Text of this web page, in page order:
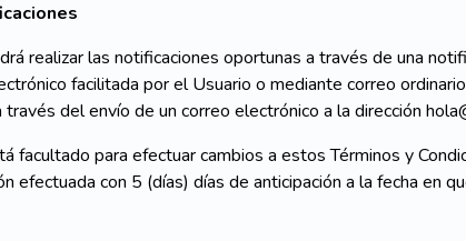
realizar las notificaciones oportunas a través de una
facilitada por el Usuario o mediante correo
través del envío de un correo electrónico a la dirección
facultado para efectuar cambios a estos Términos y
efectuada con 5 (días) días de anticipación a la fecha en